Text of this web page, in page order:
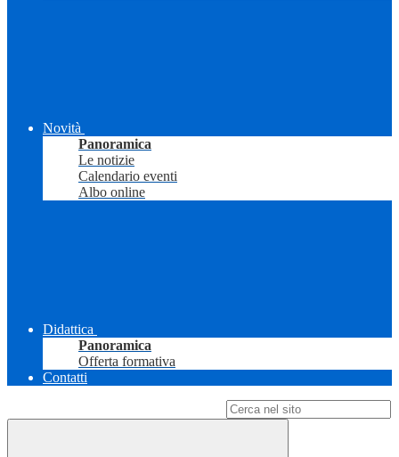
Novità
Panoramica
Le notizie
Calendario eventi
Albo online
Didattica
Panoramica
Offerta formativa
Contatti